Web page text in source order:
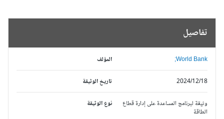
تفاصيل
المؤلف World Bank;
تاريخ الوثيقة 2024/12/18
نوع الوثيقة
وثيقة لبرنامج المساعدة على إدارة قطاع
الطاقة